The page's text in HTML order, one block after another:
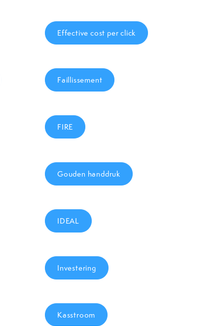
Effective cost per click
Faillissement
FIRE
Gouden handdruk
IDEAL
Investering
Kasstroom